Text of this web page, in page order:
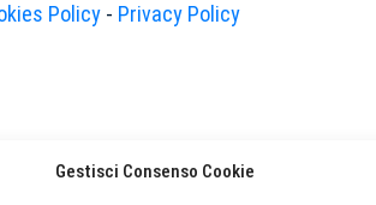
Gestisci Consenso Cookie
Policy - Privacy Policy